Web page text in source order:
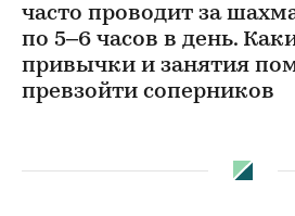
часто проводит за
по 5–6 часов в день.
привычки и занятия
превзойти соперников